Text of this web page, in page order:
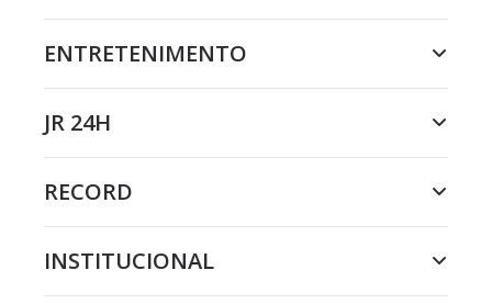
ENTRETENIMENTO
JR 24H
RECORD
INSTITUCIONAL